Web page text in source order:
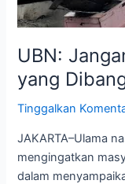
UBN:
yang
Tinggalkan
JAKARTA–Ulama
mengingatkan
dalam